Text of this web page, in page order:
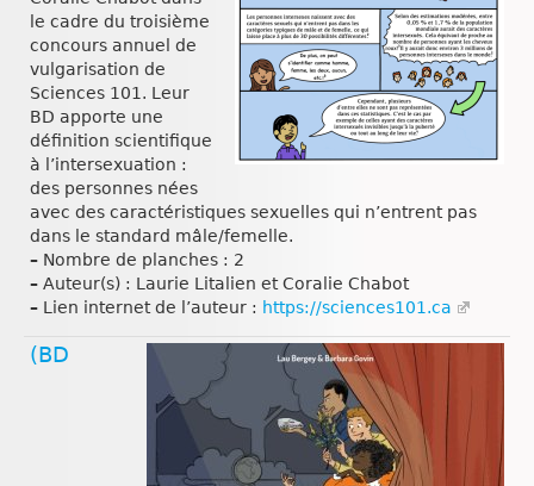
le cadre du troisième
concours annuel de
vulgarisation de
Sciences 101. Leur
BD apporte une
définition scientifique
à l’intersexuation :
des personnes nées
avec des caractéristiques sexuelles qui n’entrent pas
dans le standard mâle/femelle.
– Nombre de planches : 2
– Auteur(s) : Laurie Litalien et Coralie Chabot
– Lien internet de l’auteur : https://sciences101.ca
(BD